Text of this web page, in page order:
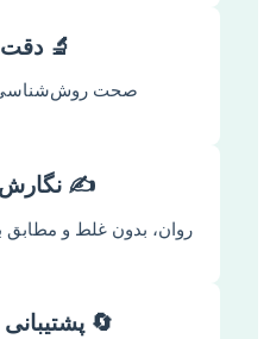
🔬
صحت روش‌شناسی
✍️ نگارش
روان، بدون غلط و مطابق
🔄